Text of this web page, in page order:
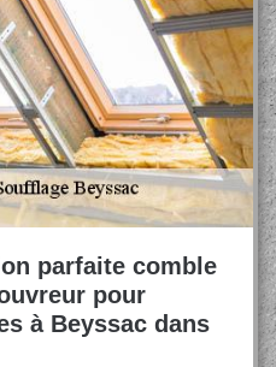
parfaite comble
pour
à Beyssac dans